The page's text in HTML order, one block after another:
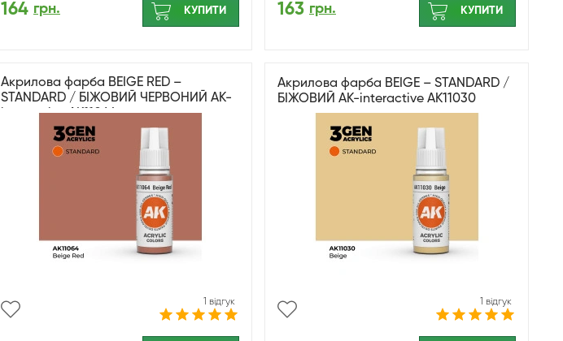
164 грн. КУПИТИ 163 грн. КУПИТИ
Акрилова фарба BEIGE RED –
STANDARD / БІЖОВИЙ ЧЕРВОНИЙ AK-
interactive AK11064
1 відгук
Акрилова фарба BEIGE – STANDARD /
БІЖОВИЙ AK-interactive AK11030
1 відгук